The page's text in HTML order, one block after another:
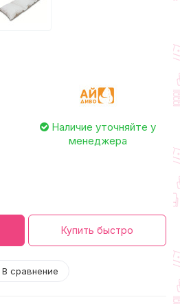
Наличие уточняйте у
менеджера
Купить быстро
В сравнение